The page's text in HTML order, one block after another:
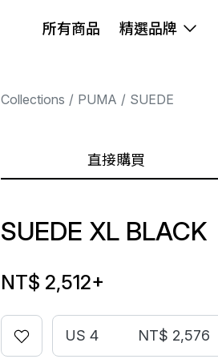
所有商品 精選品牌
Collections PUMA SUEDE
直接購買
SUEDE XL BLACK
NT$ 2,512+
US 4 NT$ 2,576